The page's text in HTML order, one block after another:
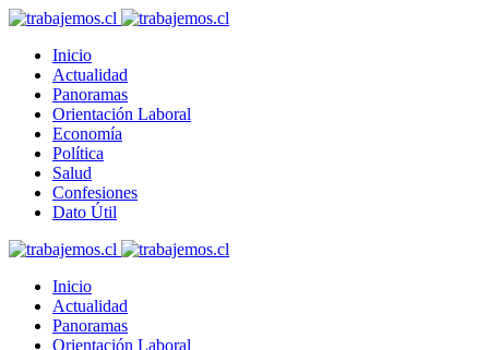
Inicio
Actualidad
Panoramas
Orientación Laboral
Economía
Política
Salud
Confesiones
Dato Útil
Inicio
Actualidad
Panoramas
Orientación Laboral